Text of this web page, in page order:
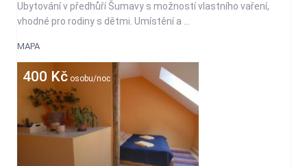
Ubytování v předhůří Šumavy s možností vlastního vaření,
vhodné pro rodiny s dětmi. Umístění a ...
MAPA
400 Kčosobu/noc